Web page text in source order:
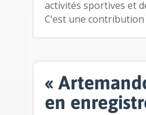
activités sportives et
C‘est une
«
en